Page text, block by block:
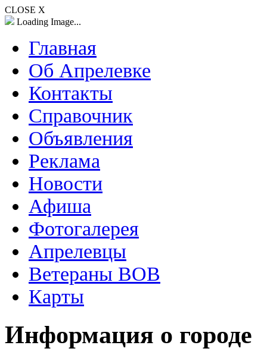
CLOSE X
Loading Image...
Главная
Об Апрелевке
Контакты
Справочник
Объявления
Реклама
Новости
Афиша
Фотогалерея
Апрелевцы
Ветераны ВОВ
Карты
Информация о городе